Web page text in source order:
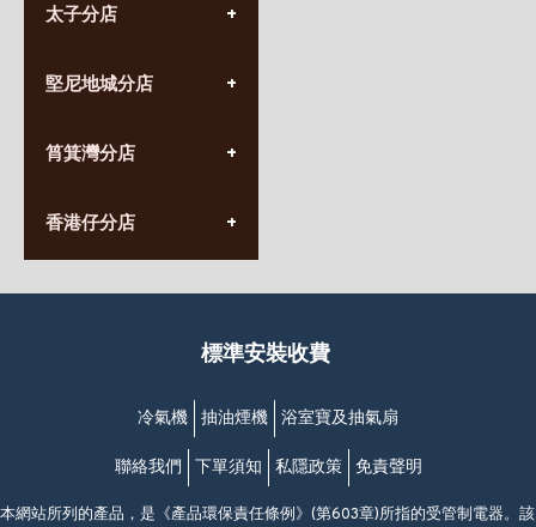
太子分店
營業時間:
九龍太子太子道西141號
堅尼地城分店
營業時間:
香港堅尼地城卑路乍街
(堅尼地城地鐵站B出口)
筲箕灣分店
營業時間:
(10:00am-20:30pm)
香港仔分店
營業時間:
香港香港仔成都道20-28號
(黃竹坑地鐵站轉4M專線小巴)
標準安裝收費
冷氣機 抽油煙機 浴室寶及抽氣扇
聯絡我們 下單須知 私隱政策 免責聲明
本網站所列的產品，是《產品環保責任條例》(第603章)所指的受管制電器。該